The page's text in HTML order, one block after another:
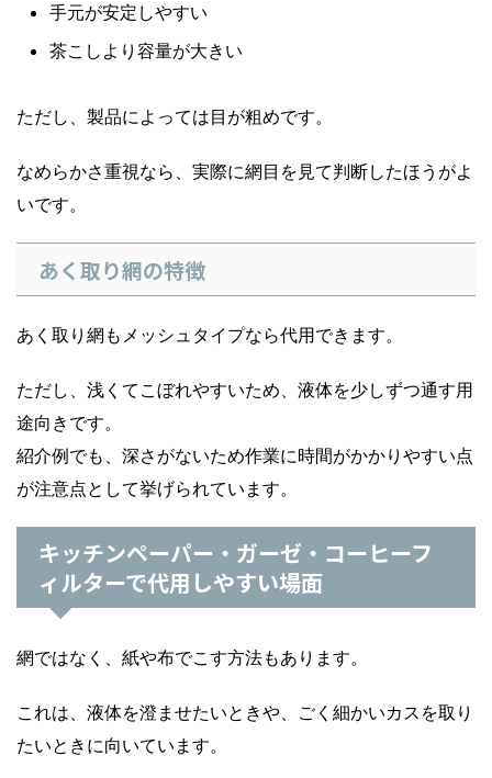
手元が安定しやすい
茶こしより容量が大きい
ただし、製品によっては目が粗めです。
なめらかさ重視なら、実際に網目を見て判断したほうがよ
いです。
あく取り網の特徴
あく取り網もメッシュタイプなら代用できます。
ただし、浅くてこぼれやすいため、液体を少しずつ通す用
途向きです。
紹介例でも、深さがないため作業に時間がかかりやすい点
が注意点として挙げられています。
キッチンペーパー・ガーゼ・コーヒーフ
ィルターで代用しやすい場面
網ではなく、紙や布でこす方法もあります。
これは、液体を澄ませたいときや、ごく細かいカスを取り
たいときに向いています。